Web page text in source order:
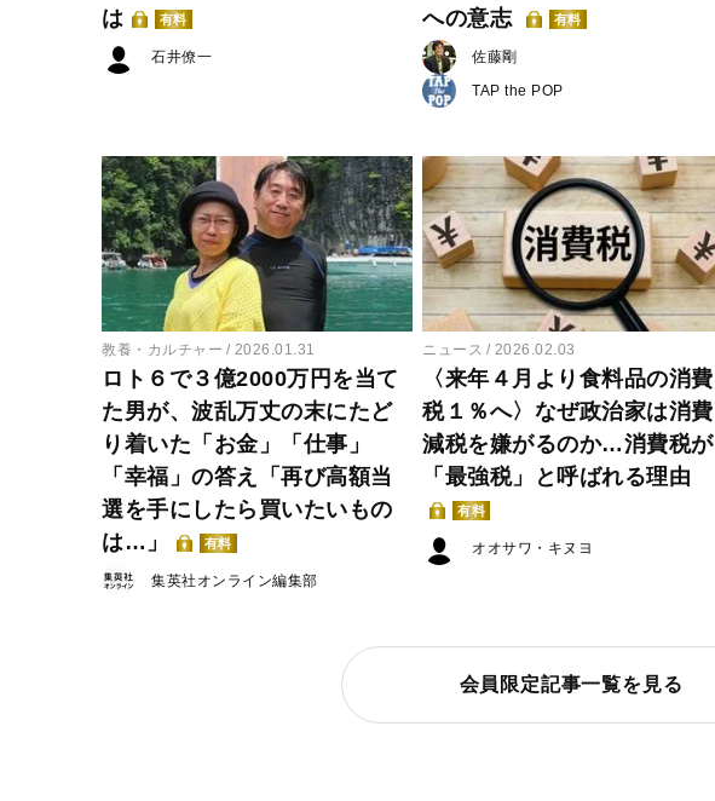
は
有料
石井僚一
への意志
有料
佐藤剛
TAP the POP
教養・カルチャー 2026.01.31
ロト６で３億2000万円を当て
た男が、波乱万丈の末にたど
り着いた「お金」「仕事」
「幸福」の答え「再び高額当
選を手にしたら買いたいもの
は…」
有料
集英社オンライン編集部
ニュース 2026.02.03
〈来年４月より食料品の消費
税１％へ〉なぜ政治家は消費
減税を嫌がるのか…消費税が
「最強税」と呼ばれる理由
有料
オオサワ・キヌヨ
会員限定記事一覧を見る